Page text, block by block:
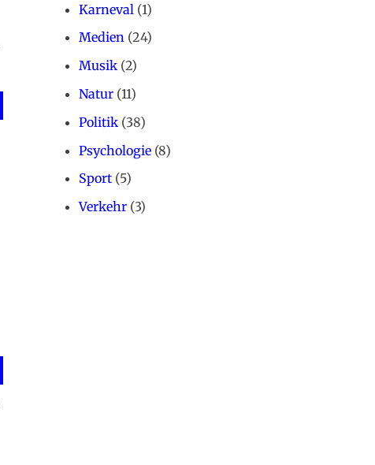
Karneval (1)
Medien (24)
Musik (2)
Natur (11)
Politik (38)
Psychologie (8)
Sport (5)
Verkehr (3)